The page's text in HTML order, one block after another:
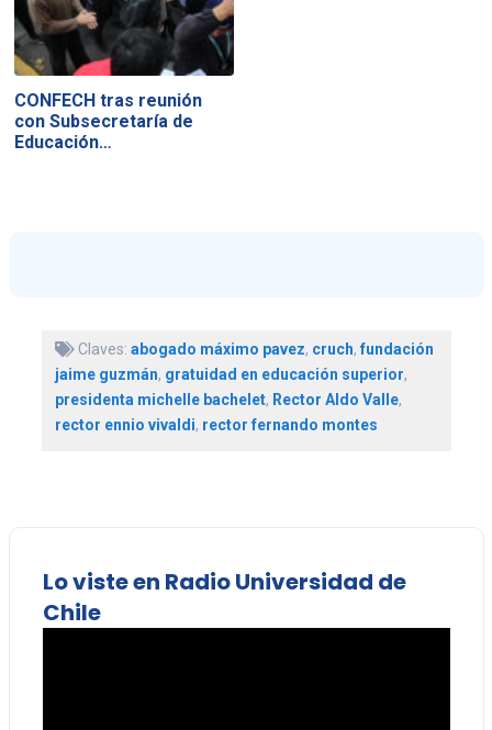
CONFECH tras reunión
con Subsecretaría de
Educación…
Claves: abogado máximo pavez, cruch,fundación
jaime guzmán, gratuidad en educación superior,
presidenta michelle bachelet, Rector Aldo Valle,
rector ennio vivaldi, rector fernando montes
Lo viste en Radio Universidad de
Chile